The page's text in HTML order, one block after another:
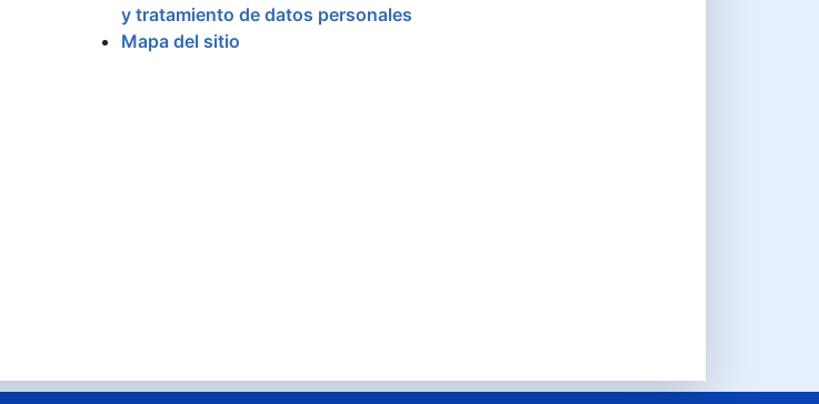
y tratamiento de datos personales
Mapa del sitio